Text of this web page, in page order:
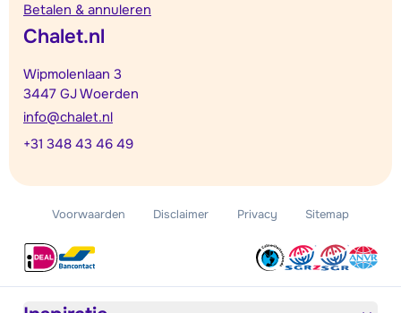
Betalen & annuleren
Chalet.nl
Wipmolenlaan 3
3447 GJ Woerden
info@chalet.nl
+31 348 43 46 49
Voorwaarden Disclaimer Privacy Sitemap